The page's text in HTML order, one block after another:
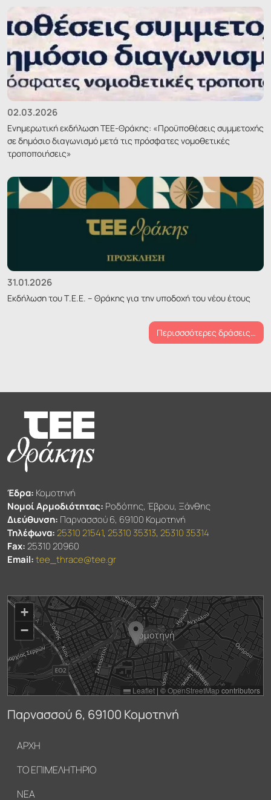
02.03.2026
Ενημερωτική εκδήλωση ΤΕΕ-Θράκης: «Προϋποθέσεις συμμετοχής
σε δημόσιο διαγωνισμό μετά τις πρόσφατες νομοθετικές
τροποποιήσεις»
31.01.2026
Εκδήλωση του Τ.Ε.Ε. – Θράκης για την υποδοχή του νέου έτους
Περισσσότερες δράσεις…
Έδρα: Κομοτηνή
Νομοί Αρμοδιότητας: Ροδόπης, Έβρου, Ξάνθης
Διεύθυνση: Παρνασσού 6, 69100 Κομοτηνή
Τηλέφωνα:25310 21541,25310 35313,25310 35314
Fax:25310 20960
Email:tee_thrace@tee.gr
Υποσέλιδο
ΑΡΧΗ
ΤΟ ΕΠΙΜΕΛΗΤΗΡΙΟ
ΝΕΑ
+
−
Leaflet | ©OpenStreetMap contributors
Παρνασσού 6, 69100 Κομοτηνή